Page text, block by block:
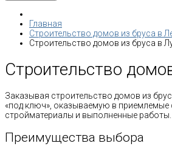
Главная
Строительство домов из бруса в
Строительство домов из бруса в
Строительство
Заказывая строительство домов из
«под ключ», оказываемую в приемлемые
стройматериалы и выполненные работы.
Преимущества выбора